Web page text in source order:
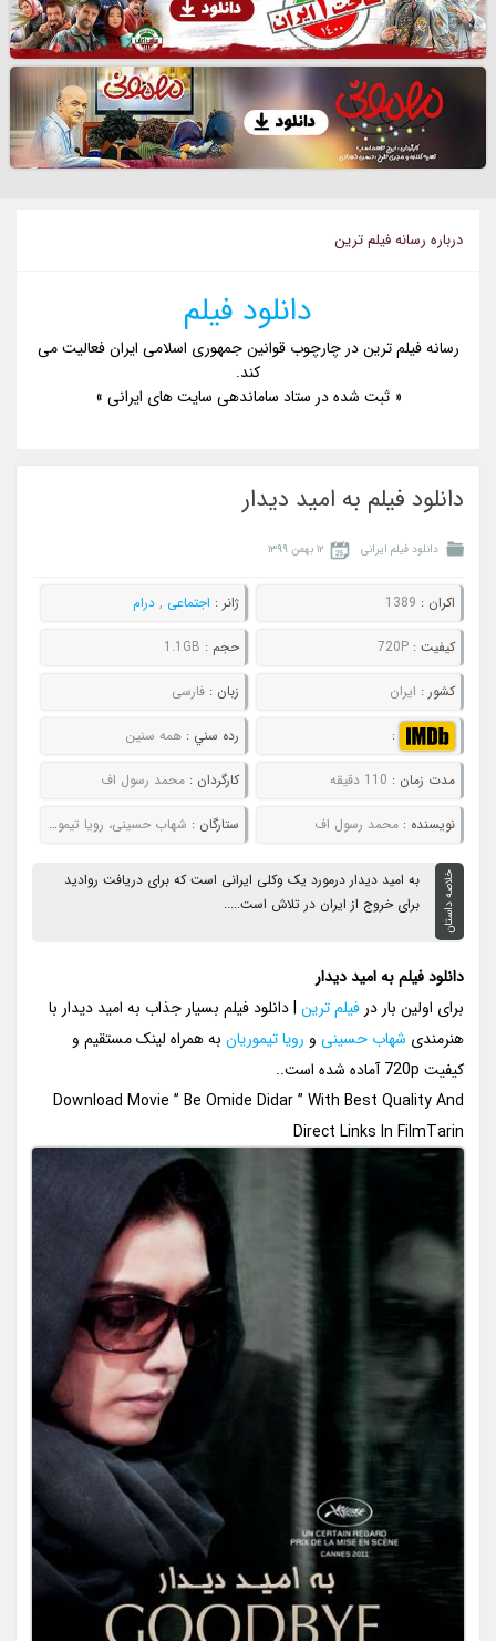
درباره رسانه فيلم ترين
دانلود فیلم
رسانه فیلم ترین در چارچوب قوانین جمهوری اسلامی ایران فعالیت می
کند.
« ثبت شده در ستاد ساماندهی سایت های ایرانی »
دانلود فیلم به امید دیدار
دانلود فیلم ایرانی ۱۲ بهمن ۱۳۹۹
اکران : 1389 ژانر : اجتماعی , درام
کيفيت :720P حجم : 1.1GB
کشور : ایران زبان : فارسی
: رده سني : همه سنین
مدت زمان : 110 دقیقه کارگردان : محمد رسول اف
نويسنده :محمد رسول اف ستارگان : شهاب حسینی، رویا تیموریان، لیلا زارع، فرشته صدرعرفایی
خلاصه داستان
به امید دیدار درمورد یک وکلی ایرانی است که برای دریافت روادید
برای خروج از ایران در تلاش است.....
دانلود فیلم به امید دیدار
برای اولین بار درفیلم ترین | دانلود فیلم بسیار جذاب به امید دیدار با
هنرمندی شهاب حسینی و رویا تیموریان به همراه لینک مستقیم و
کیفیت 720p آماده شده است..
Download Movie ” Be Omide Didar ” With Best Quality And
Direct Links In FilmTarin